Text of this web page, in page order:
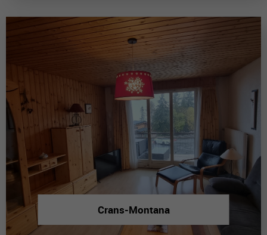
Crans-Montana